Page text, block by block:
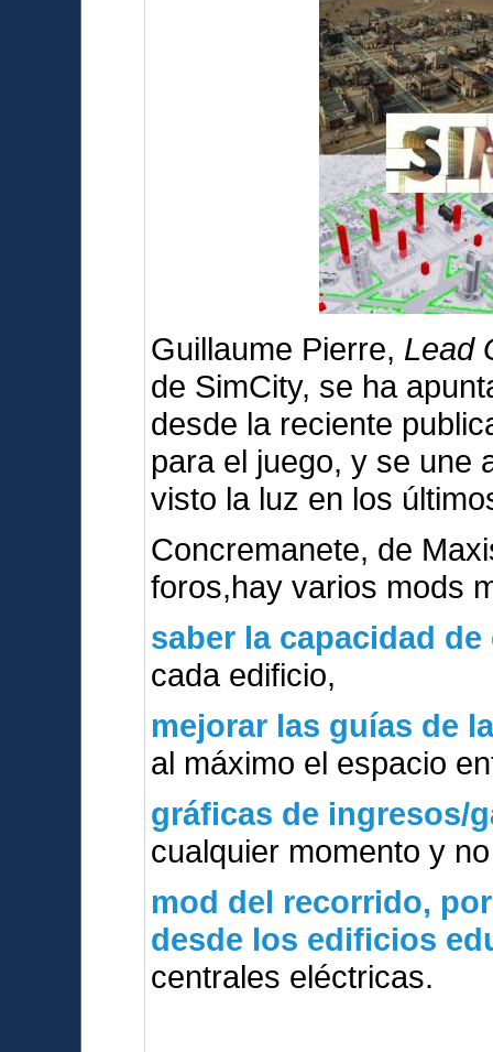
Guillaume Pierre, Lead
de SimCity, se ha
desde la reciente
para el juego, y se une
visto la luz en los
Concremanete, de
foros,hay varios mods
saber la capacidad de
cada edificio,
mejorar las guías de
al máximo el espacio
gráficas de ingresos/
cualquier momento y
mod del recorrido,
desde los edificios
centrales eléctricas.